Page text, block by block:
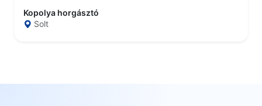
Kopolya horgásztó
Solt